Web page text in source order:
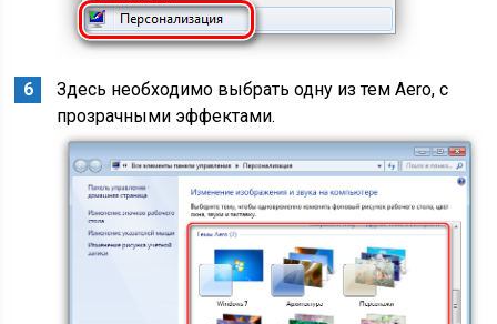
Здесь необходимо выбрать одну из тем Aero, с
прозрачными эффектами.